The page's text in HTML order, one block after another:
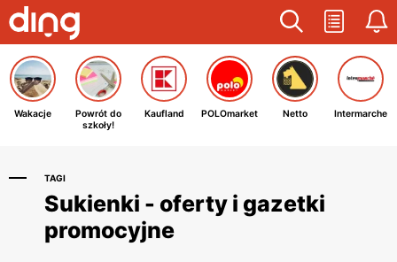
Wakacje
Powrót do
szkoły!
Kaufland POLOmarket Netto Intermarche
TAGI
Sukienki - oferty i gazetki
promocyjne